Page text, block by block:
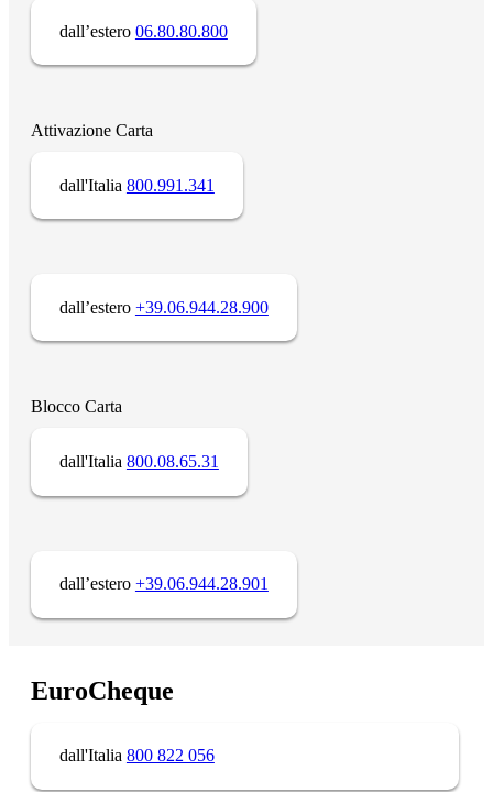
dall’estero 06.80.80.800
Attivazione Carta
dall'Italia 800.991.341
dall’estero +39.06.944.28.900
Blocco Carta
dall'Italia 800.08.65.31
dall’estero +39.06.944.28.901
EuroCheque
dall'Italia 800 822 056